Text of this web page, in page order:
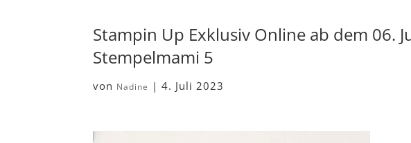
Stampin Up Exklusiv Online ab dem 06.
Stempelmami 5
von Nadine |4. Juli 2023